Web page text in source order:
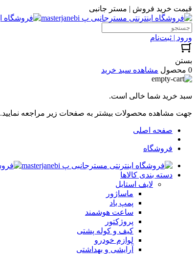
قیمت خرید فروش | مستر جانبی
ورود | ثبت‌نام
بستن
0 محصول
مشاهده سبد خرید
سبد خرید شما خالی است.
جهت مشاهده محصولات بیشتر به صفحات زیر مراجعه نمایید.
صفحه اصلی
فروشگاه
دسته بندی کالاها
لایف استایل
ماساژور
پمپ باد
ساعت هوشمند
پروژکتور
کیف و کوله پشتی
لوازم خودرو
آرایشی و بهداشتی